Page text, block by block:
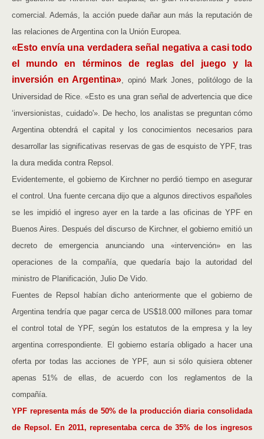
comercial. Además, la acción puede dañar aun más la reputación de
las relaciones de Argentina con la Unión Europea.
«Esto envía una verdadera señal negativa a casi todo
el mundo en términos de reglas del juego y la
inversión en Argentina», opinó Mark Jones, politólogo de la
Universidad de Rice. «Esto es una gran señal de advertencia que dice
‘inversionistas, cuidado'». De hecho, los analistas se preguntan cómo
Argentina obtendrá el capital y los conocimientos necesarios para
desarrollar las significativas reservas de gas de esquisto de YPF, tras
la dura medida contra Repsol.
Evidentemente, el gobierno de Kirchner no perdió tiempo en asegurar
el control. Una fuente cercana dijo que a algunos directivos españoles
se les impidió el ingreso ayer en la tarde a las oficinas de YPF en
Buenos Aires. Después del discurso de Kirchner, el gobierno emitió un
decreto de emergencia anunciando una «intervención» en las
operaciones de la compañía, que quedaría bajo la autoridad del
ministro de Planificación, Julio De Vido.
Fuentes de Repsol habían dicho anteriormente que el gobierno de
Argentina tendría que pagar cerca de US$18.000 millones para tomar
el control total de YPF, según los estatutos de la empresa y la ley
argentina correspondiente. El gobierno estaría obligado a hacer una
oferta por todas las acciones de YPF, aun si sólo quisiera obtener
apenas 51% de ellas, de acuerdo con los reglamentos de la
compañía.
YPF representa más de 50% de la producción diaria consolidada
de Repsol. En 2011, representaba cerca de 35% de los ingresos